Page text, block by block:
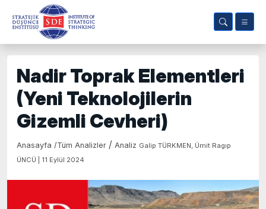
Nadir Toprak Elementleri
(Yeni Teknolojilerin
Gizemli Cevheri)
Anasayfa /Tüm Analizler / Analiz Galip TÜRKMEN, Ümit Ragıp
ÜNCÜ | 11 Eylül 2024